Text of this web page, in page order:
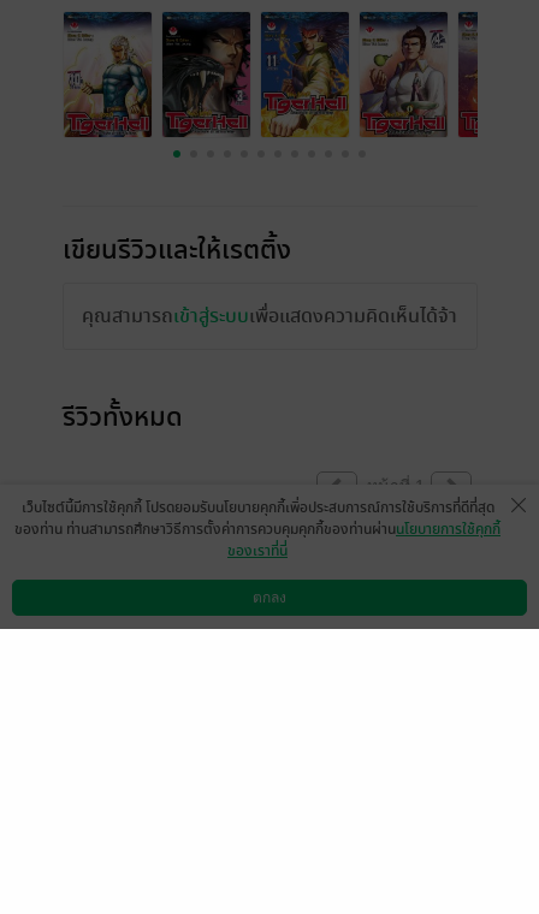
เขียนรีวิวและให้เรตติ้ง
คุณสามารถเข้าสู่ระบบเพื่อแสดงความคิดเห็นได้จ้า
รีวิวทั้งหมด
หน้าที่ 1
ดาวน์โหลดแอป วิธีการใช้งาน ติดต่อเรา
เว็บไซต์นี้มีการใช้คุกกี้ โปรดยอมรับนโยบายคุกกี้เพื่อประสบการณ์การใช้บริการที่ดีที่สุด
ของท่าน ท่านสามารถศึกษาวิธีการตั้งค่าการควบคุมคุกกี้ของท่านผ่านนโยบายการใช้คุกกี้
ของเราที่นี่
ตกลง